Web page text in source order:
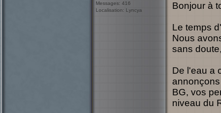
Messages: 416
Localisation: Lyncya
Bonjour à
Le temps
Nous
sans
De l'eau a
BG, vos
niveau du